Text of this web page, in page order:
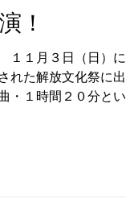
！
１１月３日（日）に
れた解放文化祭に出
・１時間２０分とい